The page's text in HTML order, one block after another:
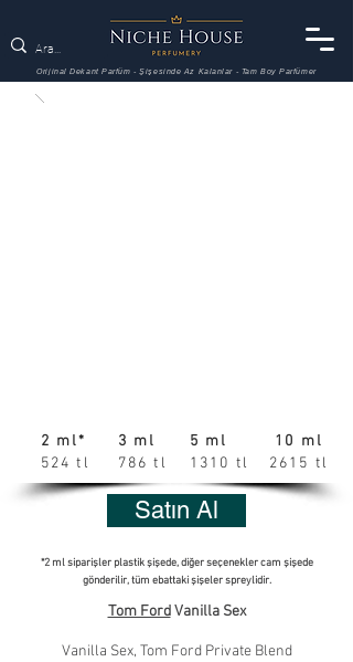
Orijinal Dekant Parfüm - Şişesinde Az Kalanlar - Tam Boy Parfümer
2 ml*
524 tl
3 ml
786 tl
5 ml
1310 tl
10 ml
2615 tl
Satın Al
*2 ml siparişler plastik şişede, diğer seçenekler cam şişede
gönderilir, tüm ebattaki şişeler spreylidir.
Tom FordVanilla Sex
Vanilla Sex, Tom Ford Private Blend